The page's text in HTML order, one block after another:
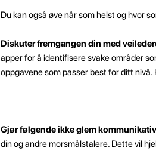
Du kan også øve når som helst og hvor
Diskuter fremgangen din med
apper for å identifisere svake områder
oppgavene som passer best for ditt
Gjør følgende ikke glem
din og andre morsmålstalere. Dette vil